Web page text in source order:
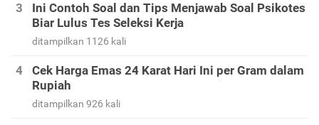
Ini Contoh Soal dan Tips Menjawab Soal Psikotes
Biar Lulus Tes Seleksi Kerja
ditampilkan 1126 kali
Cek Harga Emas 24 Karat Hari Ini per Gram dalam
Rupiah
ditampilkan 926 kali